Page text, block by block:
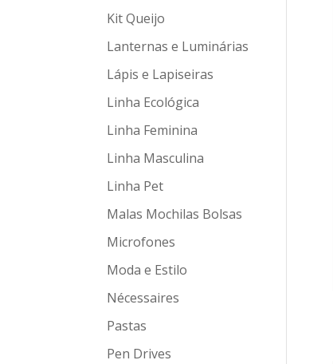
Kit Queijo
Lanternas e Luminárias
Lápis e Lapiseiras
Linha Ecológica
Linha Feminina
Linha Masculina
Linha Pet
Malas Mochilas Bolsas
Microfones
Moda e Estilo
Nécessaires
Pastas
Pen Drives